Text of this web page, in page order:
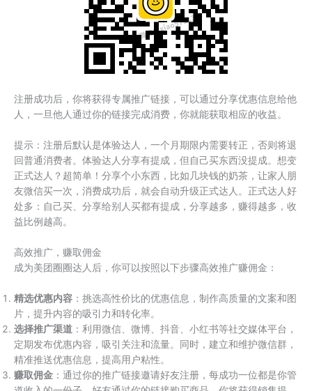
注册成功后，你将获得专属推广链接，可以通过分享优惠信息给他
人，一旦他人通过你的链接完成消费，你就能获取相应的收益。
提示：注册后默认是体验达人，一个月期限内需要转正，否则将退
回普通消费者。体验达人分享有提成，但自己买东西没提成。想变
正式达人？超简单！分享个小东西，比如几块钱的奶茶，让家人朋
友微信买一次，消费成功后，就会自动升级正式达人。正式达人好
处多：自己买、分享给别人买都有提成，分享越多，赚得越多，收
益比例越高。
高效推广，赚取佣金
成为美团圈圈达人后，你可以按照以下步骤高效推广赚佣金：
精选优惠内容 ：挑选高性价比的优惠信息，制作高质量的文案和图
片，提升内容的吸引力和转化率。
选择推广渠道 ：利用微信、微博、抖音、小红书等社交媒体平台，
定期发布优惠内容，吸引关注和流量。同时，建立和维护微信群，
精准推送优惠信息，提高用户粘性。
赚取佣金 ：通过你的推广链接邀请好友注册，每成功一位都是你管